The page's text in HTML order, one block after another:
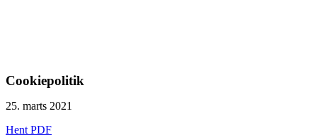
Cookiepolitik
25. marts 2021
Hent PDF